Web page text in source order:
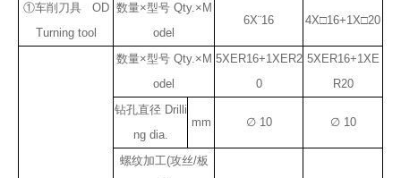
①车削刀具 OD
Turning tool
数量×型号 Qty.×M
odel
6X¨16 4X□16+1X□20
数量×型号 Qty.×M
odel
5XER16+1XER2
0
5XER16+1XE
R20
钻孔直径 Drilli
ng dia.
mm ∅ 10 ∅ 10
螺纹加工(攻丝/板